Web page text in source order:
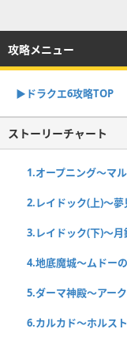
攻略メニュー
▶︎ドラクエ6攻略TOP
ストーリーチャート
1.オープニング〜マ
2.レイドック(上)〜
3.レイドック(下)〜月
4.地底魔城〜ムドー
5.ダーマ神殿〜アー
6.カルカド〜ホルス